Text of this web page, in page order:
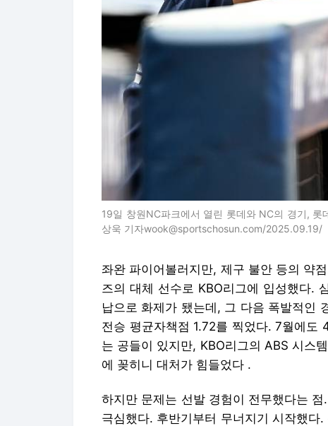
19일 창원NC파크에서 열린 롯데와 NC의 경기,
상욱 기자wook@sportschosun.com/2025.09.19/
좌완 파이어볼러지만, 제구 불안 등의 약
즈의 대체 선수로 KBO리그에 입성했다.
납으로 화제가 됐는데, 그 다음 폭발적인
전승 평균자책점 1.72를 찍었다. 7월에도
는 공들이 있지만, KBO리그의 ABS 시스
에 꽂히니 대처가 힘들었다 .
하지만 문제는 선발 경험이 전무했다는
극심했다. 후반기부터 무너지기 시작했